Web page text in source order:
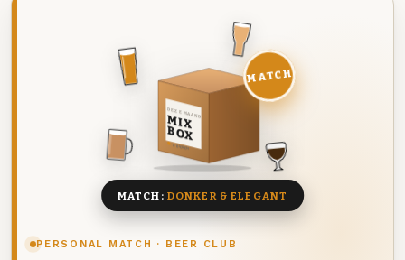
PERSONAL MATCH · BEER CLUB
DEZE MAAND
MIX
BOX
8 BIEREN
MATCH
MATCH: DONKER & ELEGANT